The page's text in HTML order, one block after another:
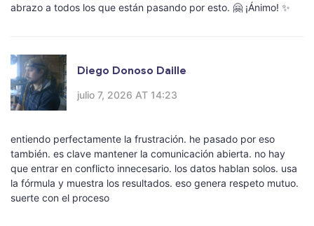
abrazo a todos los que están pasando por esto. 🤗 ¡Ánimo! ✨
Diego Donoso Daille
julio 7, 2026 AT 14:23
entiendo perfectamente la frustración. he pasado por eso
también. es clave mantener la comunicación abierta. no hay
que entrar en conflicto innecesario. los datos hablan solos. usa
la fórmula y muestra los resultados. eso genera respeto mutuo.
suerte con el proceso